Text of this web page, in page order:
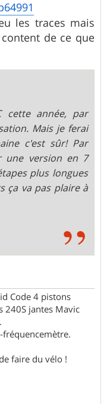
les traces mais
de ce que
cette année, par
Mais je ferai
c'est sûr! Par
une version en 7
plus longues
ça va pas plaire à
Code 4 pistons
240S jantes Mavic
faire du vélo !